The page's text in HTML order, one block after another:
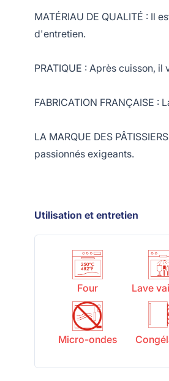
MATÉRIAU DE QUALITÉ : Il
d'entretien.
PRATIQUE : Après cuisson,
FABRICATION FRANÇAISE
LA MARQUE DES
passionnés exigeants.
Utilisation et entretien
Four Lave
Micro-ondes